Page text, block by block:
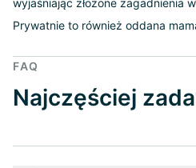
Prywatnie to również oddana
FAQ
Najczęściej